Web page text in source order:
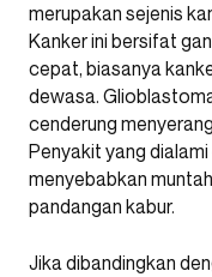
merupakan sejenis
Kanker ini bersifat
cepat, biasanya
dewasa.
cenderung
Penyakit yang
menyebabkan
pandangan kabur.
Jika dibandingkan